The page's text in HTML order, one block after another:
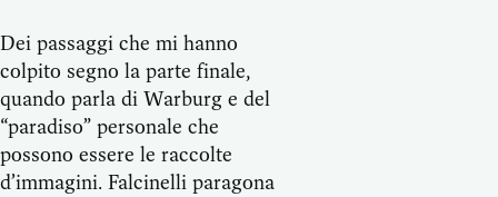
Dei passaggi che mi hanno
colpito segno la parte finale,
quando parla di Warburg e del
“paradiso” personale che
possono essere le raccolte
d’immagini. Falcinelli paragona